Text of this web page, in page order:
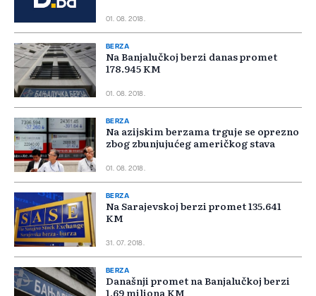
01. 08. 2018.
BERZA
Na Banjalučkoj berzi danas promet
178.945 KM
01. 08. 2018.
BERZA
Na azijskim berzama trguje se oprezno
zbog zbunjujućeg američkog stava
01. 08. 2018.
BERZA
Na Sarajevskoj berzi promet 135.641
KM
31. 07. 2018.
BERZA
Današnji promet na Banjalučkoj berzi
1,69 miliona KM